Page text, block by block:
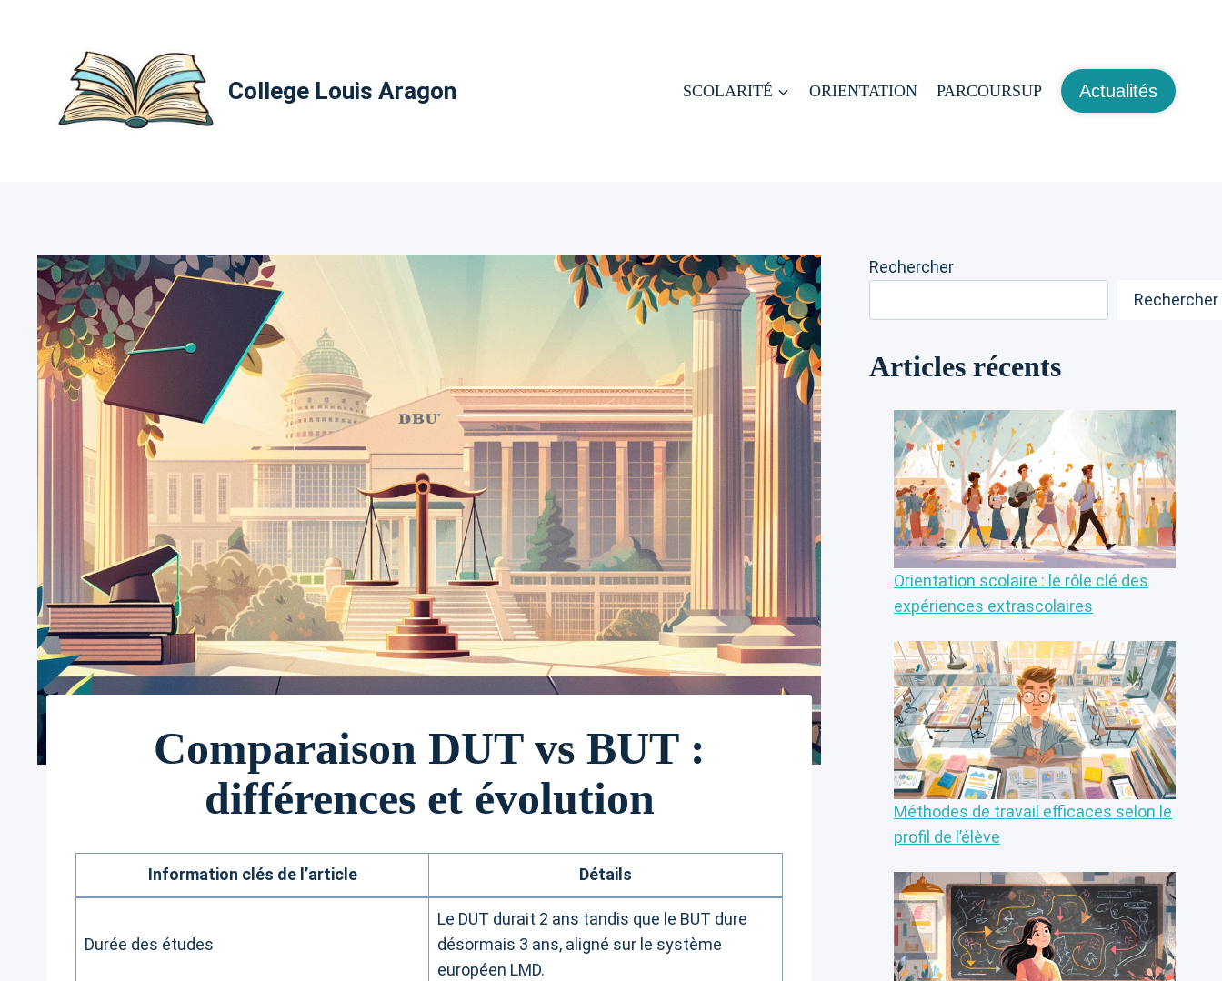
College Louis Aragon SCOLARITÉ ORIENTATION PARCOURSUP Actualités
Comparaison DUT vs BUT :
différences et évolution
Information clés de l’article Détails
Durée des études
Le DUT durait 2 ans tandis que le BUT dure
désormais 3 ans, aligné sur le système
européen LMD.
Rechercher
Rechercher
Articles récents
Orientation scolaire : le rôle clé des
expériences extrascolaires
Méthodes de travail efficaces selon le
profil de l’élève